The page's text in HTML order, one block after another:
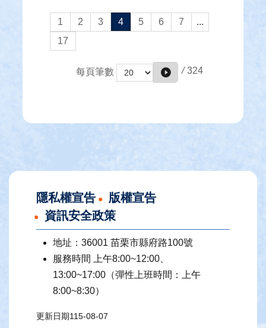
1 2 3 4 5 6 7
...
17
每頁筆數 / 324
隱私權宣告
版權宣告
資訊安全政策
地址：36001 苗栗市縣府路100號
服務時間 上午8:00~12:00、
13:00~17:00（彈性上班時間：上午
8:00~8:30）
更新日期115-08-07